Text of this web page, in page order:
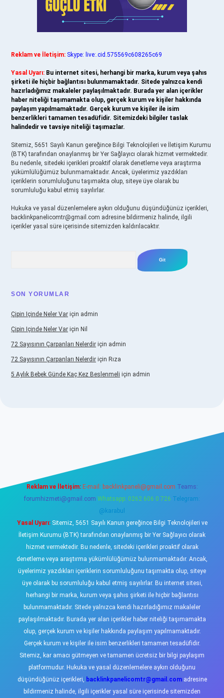
Reklam ve İletişim: Skype: live:.cid.575569c608265c69
Yasal Uyarı: Bu internet sitesi, herhangi bir marka, kurum veya şahıs
şirketi ile hiçbir bağlantısı bulunmamaktadır. Sitede yalnızca kendi
hazırladığımız makaleler paylaşılmaktadır. Burada yer alan içerikler
haber niteliği taşımamakta olup, gerçek kurum ve kişiler hakkında
paylaşım yapılmamaktadır. Gerçek kurum ve kişiler ile isim
benzerlikleri tamamen tesadüfidir. Sitemizdeki bilgiler taslak
halindedir ve tavsiye niteliği taşımazlar.
Sitemiz, 5651 Sayılı Kanun gereğince Bilgi Teknolojileri ve İletişim Kurumu
(BTK) tarafından onaylanmış bir Yer Sağlayıcı olarak hizmet vermektedir.
Bu nedenle, sitedeki içerikleri proaktif olarak denetleme veya araştırma
yükümlülüğümüz bulunmamaktadır. Ancak, üyelerimiz yazdıkları
içeriklerin sorumluluğunu taşımakta olup, siteye üye olarak bu
sorumluluğu kabul etmiş sayılırlar.
Hukuka ve yasal düzenlemelere aykırı olduğunu düşündüğünüz içerikleri,
backlinkpanelicomtr@gmail.com adresine bildirmeniz halinde, ilgili
içerikler yasal süre içerisinde sitemizden kaldırılacaktır.
SON YORUMLAR
Çipin Içinde Neler Var için admin
Çipin Içinde Neler Var için Nil
72 Sayısının Çarpanları Nelerdir için admin
72 Sayısının Çarpanları Nelerdir için Rıza
5 Aylık Bebek Günde Kaç Kez Beslenmeli için admin
Reklam ve İletişim: E-mail: backlinkpaneli@gmail.com Teams:
forumhizmeti@gmail.com Whatsapp: 0262 606 0 726 Telegram:
@karabul
Yasal Uyarı:Sitemiz, 5651 Sayılı Kanun gereğince Bilgi Teknolojileri ve
İletişim Kurumu (BTK) tarafından onaylanmış bir Yer Sağlayıcı olarak
hizmet vermektedir. Bu nedenle, sitedeki içerikleri proaktif olarak
denetleme veya araştırma yükümlülüğümüz bulunmamaktadır. Ancak,
üyelerimiz yazdıkları içeriklerin sorumluluğunu taşımakta olup, siteye
üye olarak bu sorumluluğu kabul etmiş sayılırlar. Bu internet sitesi,
herhangi bir marka, kurum veya şahıs şirketi ile hiçbir bağlantısı
bulunmamaktadır. Sitede yalnızca kendi hazırladığımız makaleler
paylaşılmaktadır. Burada yer alan içerikler haber niteliği taşımamakta
olup, gerçek kurum ve kişiler hakkında paylaşım yapılmamaktadır.
Gerçek kurum ve kişiler ile isim benzerlikleri tamamen tesadüfidir.
Sitemiz, kar amacı gütmeyen ve tamamen ücretsiz bir bilgi paylaşım
platformudur. Hukuka ve yasal düzenlemelere aykırı olduğunu
düşündüğünüz içerikleri, backlinkpanelicomtr@gmail.comadresine
bildirmeniz halinde, ilgili içerikler yasal süre içerisinde sitemizden